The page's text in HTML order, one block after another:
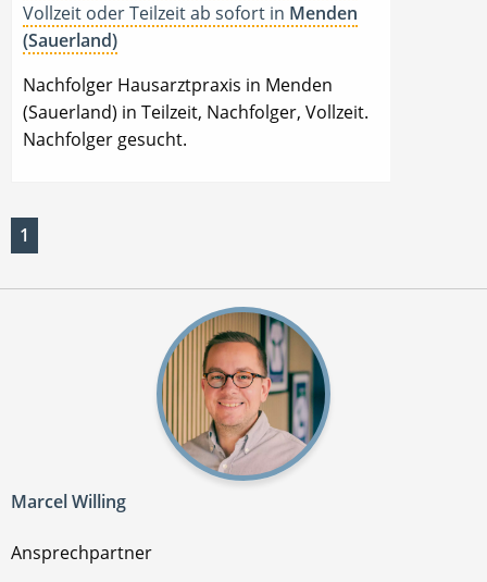
Vollzeit oder Teilzeit ab sofort in Menden
(Sauerland)
Nachfolger Hausarztpraxis in Menden
(Sauerland) in Teilzeit, Nachfolger, Vollzeit.
Nachfolger gesucht.
1
Marcel Willing
Ansprechpartner